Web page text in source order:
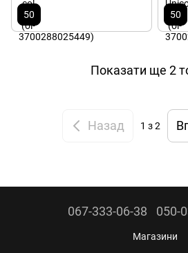
50 50
Показати ще 2
Назад 1 з 2
067-333-06-38 050-
Магазини